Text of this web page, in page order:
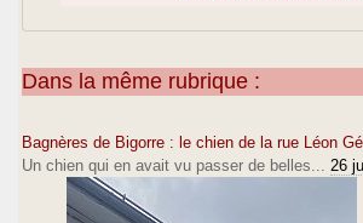
Dans la même rubrique :
Bagnères de Bigorre : le chien de la rue Léon
Un chien qui en avait vu passer de belles...
26